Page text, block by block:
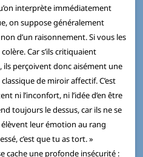
interprète immédiatement
on suppose généralement
d’un raisonnement. Si vous les
Car s’ils critiquaient
ils perçoivent donc aisément une
de miroir affectif. C’est
ni l’inconfort, ni l’idée d’en être
toujours le dessus, car ils ne se
leur émotion au rang
c’est que tu as tort. »
cache une profonde insécurité :